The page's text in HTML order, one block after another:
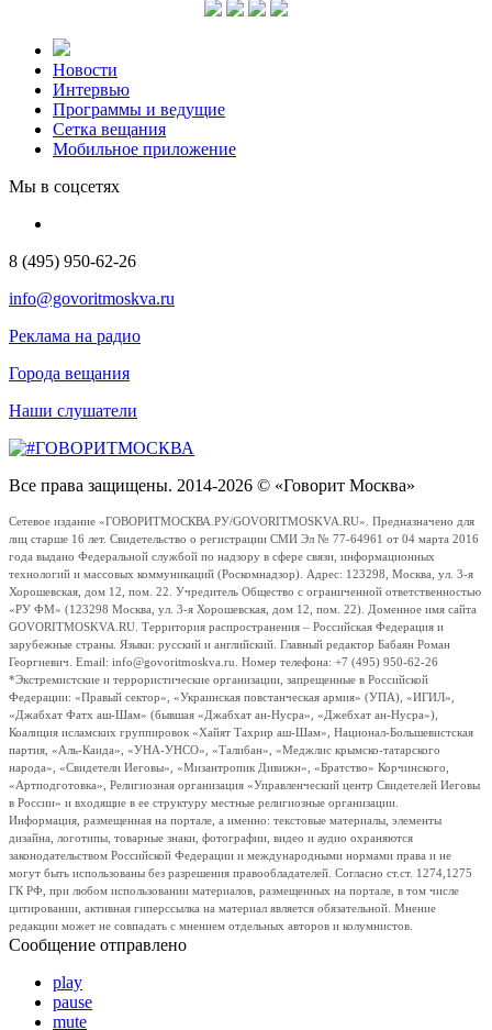
Новости
Интервью
Программы и ведущие
Сетка вещания
Мобильное приложение
Мы в соцсетях
8 (495) 950-62-26
info@govoritmoskva.ru
Реклама на радио
Города вещания
Наши слушатели
Все права защищены. 2014-2026 © «Говорит Москва»
Сетевое издание «ГОВОРИТМОСКВА.РУ/GOVORITMOSKVA.RU». Предназначено для
лиц старше 16 лет. Свидетельство о регистрации СМИ Эл № 77-64961 от 04 марта 2016
года выдано Федеральной службой по надзору в сфере связи, информационных
технологий и массовых коммуникаций (Роскомнадзор). Адрес: 123298, Москва, ул. 3-я
Хорошевская, дом 12, пом. 22. Учредитель Общество с ограниченной ответственностью
«РУ ФМ» (123298 Москва, ул. 3-я Хорошевская, дом 12, пом. 22). Доменное имя сайта
GOVORITMOSKVA.RU. Территория распространения – Российская Федерация и
зарубежные страны. Языки: русский и английский. Главный редактор Бабаян Роман
Георгиевич. Email: info@govoritmoskva.ru. Номер телефона: +7 (495) 950-62-26
*Экстремистские и террористические организации, запрещенные в Российской
Федерации: «Правый сектор», «Украинская повстанческая армия» (УПА), «ИГИЛ»,
«Джабхат Фатх аш-Шам» (бывшая «Джабхат ан-Нусра», «Джебхат ан-Нусра»),
Коалиция исламских группировок «Хайят Тахрир аш-Шам», Национал-Большевистская
партия, «Аль-Каида», «УНА-УНСО», «Талибан», «Меджлис крымско-татарского
народа», «Свидетели Иеговы», «Мизантропик Дивижн», «Братство» Корчинского,
«Артподготовка», Религиозная организация «Управленческий центр Свидетелей Иеговы
в России» и входящие в ее структуру местные религиозные организации.
Информация, размещенная на портале, а именно: текстовые материалы, элементы
дизайна, логотипы, товарные знаки, фотографии, видео и аудио охраняются
законодательством Российской Федерации и международными нормами права и не
могут быть использованы без разрешения правообладателей. Согласно ст.ст. 1274,1275
ГК РФ, при любом использовании материалов, размещенных на портале, в том числе
цитировании, активная гиперссылка на материал является обязательной. Мнение
редакции может не совпадать с мнением отдельных авторов и колумнистов.
Сообщение отправлено
play
pause
mute